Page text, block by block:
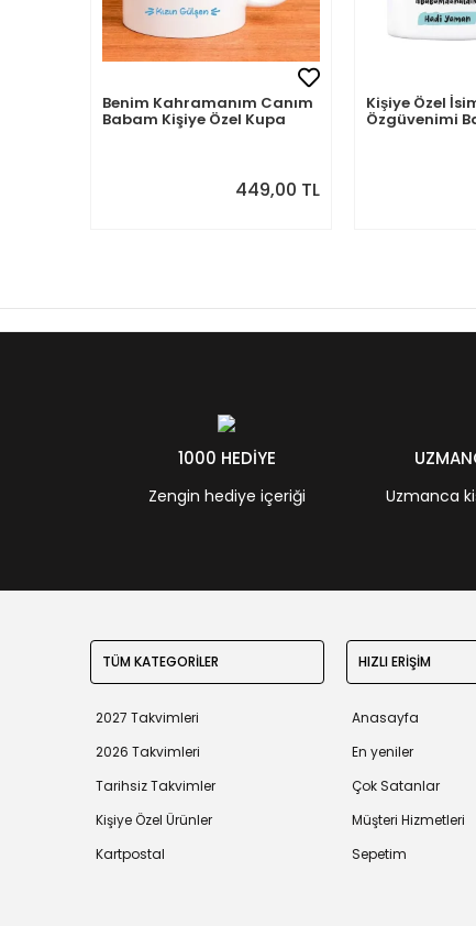
Benim Kahramanım Canım
Babam Kişiye Özel Kupa
449,00 TL
Kişiye Özel
Özgüvenimi
1000 HEDİYE
Zengin hediye içeriği Uzmanca
TÜM KATEGORİLER
2027 Takvimleri
2026 Takvimleri
Tarihsiz Takvimler
Kişiye Özel Ürünler
Kartpostal
HIZLI ERİŞİM
Anasayfa
En yeniler
Çok Satanlar
Müşteri Hizmetleri
Sepetim